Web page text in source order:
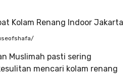
Muslimah pasti sering
mencari kolam renang